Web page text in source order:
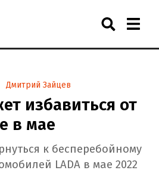
Дмитрий Зайцев
избавиться от
в мае
к бесперебойному
LADA в мае 2022